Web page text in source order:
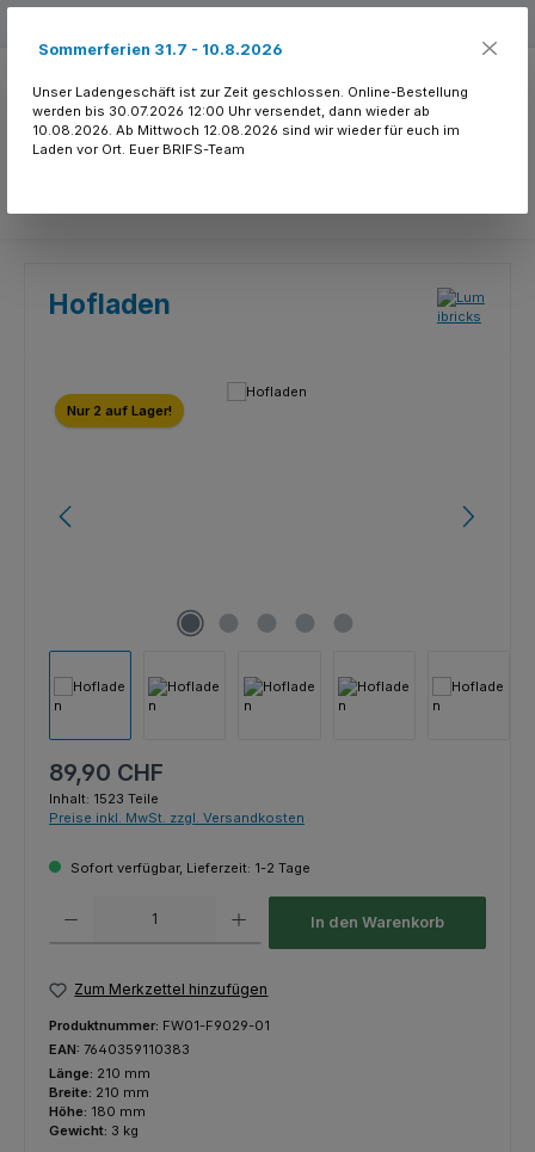
Hofladen
Bildergalerie überspringen
Nur 2 auf Lager!
Regulärer Preis:
89,90 CHF
Inhalt: 1523 Teile
Preise inkl. MwSt. zzgl. Versandkosten
Sofort verfügbar, Lieferzeit: 1-2 Tage
In den Warenkorb
Zum Merkzettel hinzufügen
Produktnummer: FW01-F9029-01
EAN: 7640359110383
Länge: 210 mm
Breite: 210 mm
Höhe: 180 mm
Gewicht: 3 kg
Sommerferien 31.7 - 10.8.2026
Unser Ladengeschäft ist zur Zeit geschlossen. Online-Bestellung
werden bis 30.07.2026 12:00 Uhr versendet, dann wieder ab
10.08.2026. Ab Mittwoch 12.08.2026 sind wir wieder für euch im
Laden vor Ort. Euer BRIFS-Team